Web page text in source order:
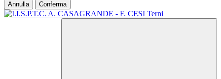
Annulla Conferma